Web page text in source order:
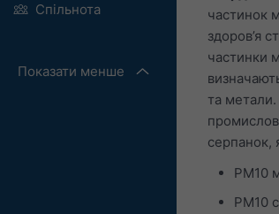
Спільнота
Показати менше
частинок
здоров’я
частинки
та
серпанок,
PM10
PM10